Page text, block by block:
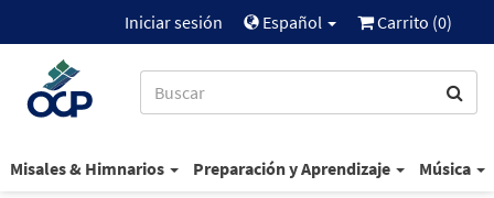
Iniciar sesión Español Carrito (0)
Misales & Himnarios Preparación y Aprendizaje Música